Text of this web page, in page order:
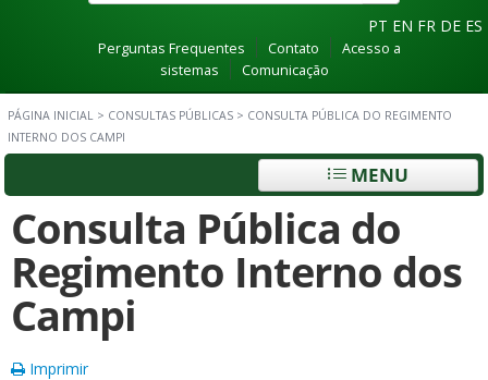
PT EN FR DE ES
Perguntas Frequentes Contato
Acesso a
sistemas
Comunicação
PÁGINA INICIAL > CONSULTAS PÚBLICAS > CONSULTA PÚBLICA DO REGIMENTO
INTERNO DOS CAMPI
MENU
Consulta Pública do
Regimento Interno dos
Campi
Imprimir